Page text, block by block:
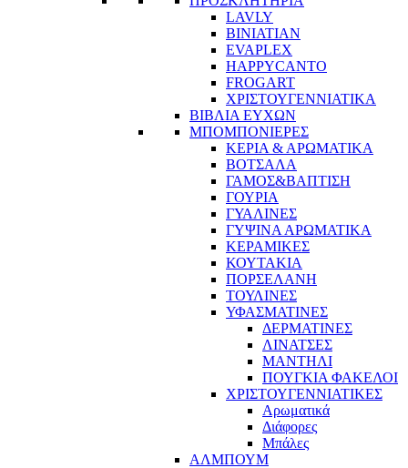
LAVLY
BINIATIAN
EVAPLEX
HAPPYCANTO
FROGART
ΧΡΙΣΤΟΥΓΕΝΝΙΑΤΙΚΑ
ΒΙΒΛΙΑ ΕΥΧΩΝ
ΜΠΟΜΠΟΝΙΕΡΕΣ
ΚΕΡΙΑ & ΑΡΩΜΑΤΙΚΑ
ΒΟΤΣΑΛΑ
ΓΑΜΟΣ&ΒΑΠΤΙΣΗ
ΓΟΥΡΙΑ
ΓΥΑΛΙΝΕΣ
ΓΥΨΙΝΑ ΑΡΩΜΑΤΙΚΑ
ΚΕΡΑΜΙΚΕΣ
ΚΟΥΤΑΚΙΑ
ΠΟΡΣΕΛΑΝΗ
ΤΟΥΛΙΝΕΣ
ΥΦΑΣΜΑΤΙΝΕΣ
ΔΕΡΜΑΤΙΝΕΣ
ΛΙΝΑΤΣΕΣ
ΜΑΝΤΗΛΙ
ΠΟΥΓΚΙΑ ΦΑΚΕΛΟΙ
ΧΡΙΣΤΟΥΓΕΝΝΙΑΤΙΚΕΣ
Αρωματικά
Διάφορες
Μπάλες
ΑΛΜΠΟΥΜ